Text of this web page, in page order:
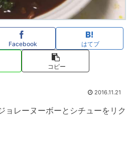
Facebook はてブ
コピー
2016.11.21
ョレーヌーボーとシチューをリク